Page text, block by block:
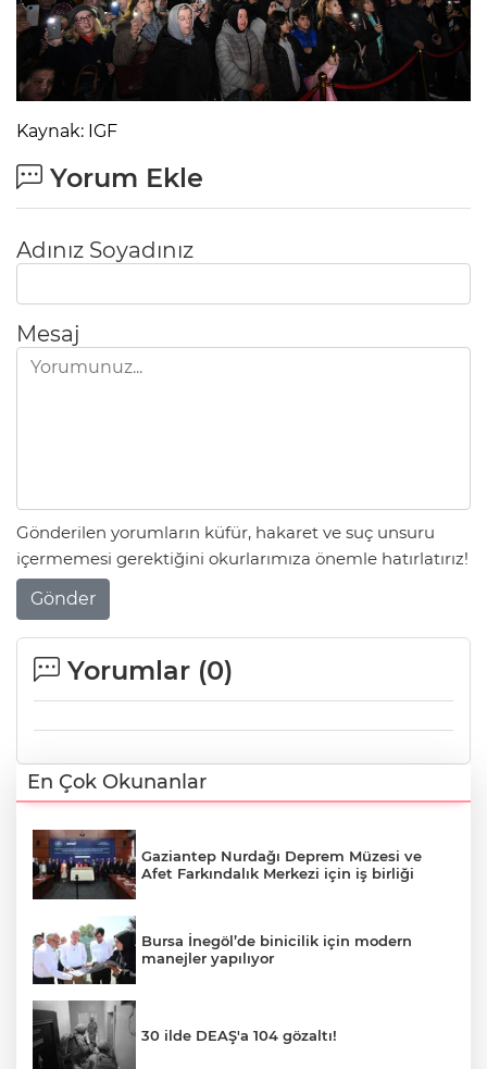
Kaynak: IGF
Yorum Ekle
Adınız Soyadınız
Mesaj
Gönderilen yorumların küfür, hakaret ve suç unsuru
içermemesi gerektiğini okurlarımıza önemle hatırlatırız!
Gönder
Yorumlar (0)
En Çok Okunanlar
Gaziantep Nurdağı Deprem Müzesi ve
Afet Farkındalık Merkezi için iş birliği
Bursa İnegöl’de binicilik için modern
manejler yapılıyor
30 ilde DEAŞ'a 104 gözaltı!